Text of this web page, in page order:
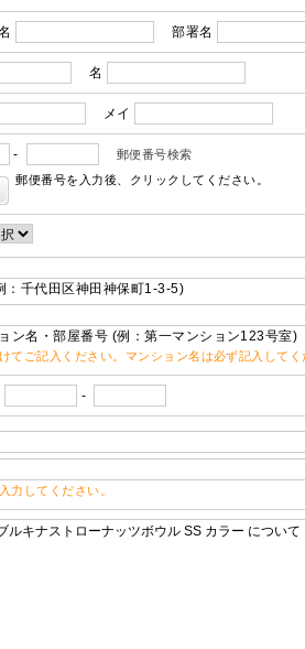
部署名
名
メイ
-
郵便番号検索
郵便番号を入力後、クリックしてください。
：千代田区神田神保町1-3-5)
ン名・部屋番号 (例：第一マンション123号室)
てご記入ください。マンション名は必ず記入してく
-
力してください。